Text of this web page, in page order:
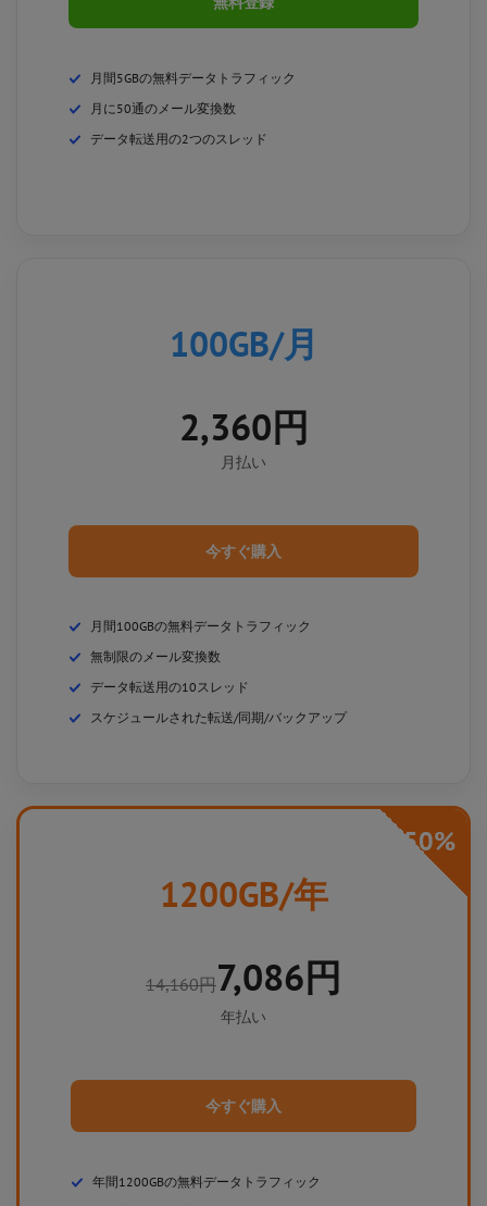
月間5GBの無料データトラフィック
月に50通のメール変換数
データ転送用の2つのスレッド
100GB/月
2,360円
月払い
今すぐ購入
月間100GBの無料データトラフィック
無制限のメール変換数
データ転送用の10スレッド
スケジュールされた転送/同期/バックアップ
1200GB/年
-50%
14,160円7,086円
年払い
今すぐ購入
年間1200GBの無料データトラフィック